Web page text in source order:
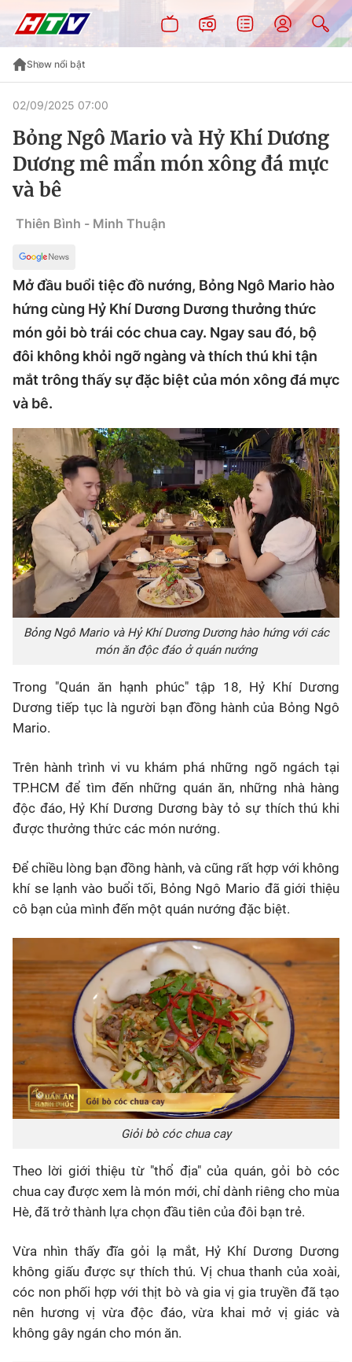
Show nổi bật
02/09/2025 07:00
Bỏng Ngô Mario và Hỷ Khí Dương
Dương mê mẩn món xông đá mực
và bê
Thiên Bình - Minh Thuận
Mở đầu buổi tiệc đồ nướng, Bỏng Ngô Mario hào
hứng cùng Hỷ Khí Dương Dương thưởng thức
món gỏi bò trái cóc chua cay. Ngay sau đó, bộ
đôi không khỏi ngỡ ngàng và thích thú khi tận
mắt trông thấy sự đặc biệt của món xông đá mực
và bê.
Bỏng Ngô Mario và Hỷ Khí Dương Dương hào hứng với các
món ăn độc đáo ở quán nướng
Trong "Quán ăn hạnh phúc" tập 18, Hỷ Khí Dương
Dương tiếp tục là người bạn đồng hành của Bỏng Ngô
Mario.
Trên hành trình vi vu khám phá những ngõ ngách tại
TP.HCM để tìm đến những quán ăn, những nhà hàng
độc đáo, Hỷ Khí Dương Dương bày tỏ sự thích thú khi
được thưởng thức các món nướng.
Để chiều lòng bạn đồng hành, và cũng rất hợp với không
khí se lạnh vào buổi tối, Bỏng Ngô Mario đã giới thiệu
cô bạn của mình đến một quán nướng đặc biệt.
Giỏi bò cóc chua cay
Theo lời giới thiệu từ "thổ địa" của quán, gỏi bò cóc
chua cay được xem là món mới, chỉ dành riêng cho mùa
Hè, đã trở thành lựa chọn đầu tiên của đôi bạn trẻ.
Vừa nhìn thấy đĩa gỏi lạ mắt, Hỷ Khí Dương Dương
không giấu được sự thích thú. Vị chua thanh của xoài,
cóc non phối hợp với thịt bò và gia vị gia truyền đã tạo
nên hương vị vừa độc đáo, vừa khai mở vị giác và
không gây ngán cho món ăn.